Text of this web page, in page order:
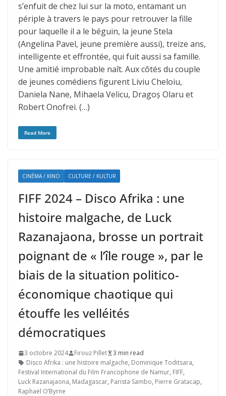
s’enfuit de chez lui sur la moto, entamant un
périple à travers le pays pour retrouver la fille
pour laquelle il a le béguin, la jeune Stela
(Angelina Pavel, jeune première aussi), treize ans,
intelligente et effrontée, qui fuit aussi sa famille.
Une amitié improbable naît. Aux côtés du couple
de jeunes comédiens figurent Liviu Cheloiu,
Daniela Nane, Mihaela Velicu, Dragoș Olaru et
Robert Onofrei. (…)
Read More
CINÉMA / KINO CULTURE / KULTUR
FIFF 2024 – Disco Afrika : une
histoire malgache, de Luck
Razanajaona, brosse un portrait
poignant de « l’île rouge », par le
biais de la situation politico-
économique chaotique qui
étouffe les velléités
démocratiques
3 octobre 2024 Firouz Pillet
3 min read
Disco Afrika : une histoire malgache, Dominique Toditsara,
Festival International du Film Francophone de Namur, FIFF,
Luck Razanajaona, Madagascar, Parista Sambo, Pierre Gratacap,
Raphaël O’Byrne